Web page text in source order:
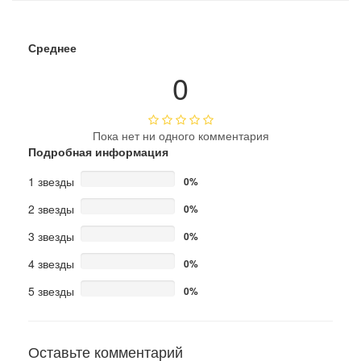
Среднее
0
Пока нет ни одного комментария
Подробная информация
1 звезды
0%
2 звезды 0%
3 звезды 0%
4 звезды 0%
5 звезды 0%
Оставьте комментарий